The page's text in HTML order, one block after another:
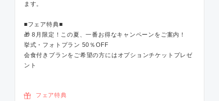
ます。
■フェア特典■
🎁 8月限定！この夏、一番お得なキャンペーンをご案内！
挙式・フォトプラン 50％OFF
会食付きプランをご希望の方にはオプションチケットプレゼ
ント
フェア特典